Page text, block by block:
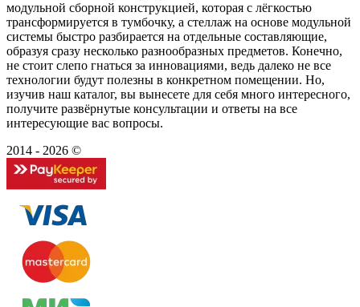
модульной сборной конструкцией, которая с лёгкостью
трансформируется в тумбочку, а стеллаж на основе модульной
системы быстро разбирается на отдельные составляющие,
образуя сразу несколько разнообразных предметов. Конечно,
не стоит слепо гнаться за инновациями, ведь далеко не все
технологии будут полезны в конкретном помещении. Но,
изучив наш каталог, вы вынесете для себя много интересного,
получите развёрнутые консультации и ответы на все
интересующие вас вопросы.
2014 - 2026 ©